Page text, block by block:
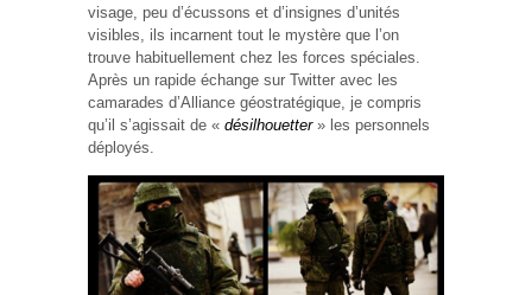
visage, peu d’écussons et d’insignes d’unités
visibles, ils incarnent tout le mystère que l’on
trouve habituellement chez les forces spéciales.
Après un rapide échange sur Twitter avec les
camarades d’Alliance géostratégique, je compris
qu’il s’agissait de « désilhouetter» les personnels
déployés.